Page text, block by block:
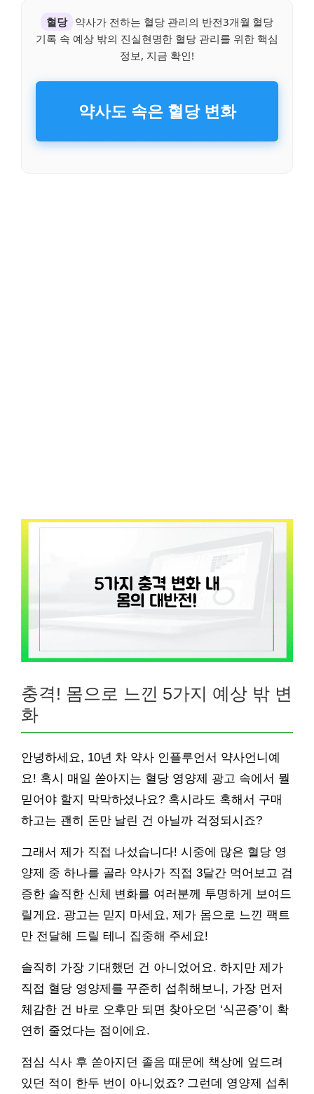
혈당
약사가 전하는 혈당 관리의 반전3개월 혈당
기록 속 예상 밖의 진실현명한 혈당 관리를 위한 핵심
정보, 지금 확인!
약사도 속은 혈당 변화
충격! 몸으로 느낀 5가지 예상 밖 변
화
안녕하세요, 10년 차 약사 인플루언서 약사언니예
요! 혹시 매일 쏟아지는 혈당 영양제 광고 속에서 뭘
믿어야 할지 막막하셨나요? 혹시라도 혹해서 구매
하고는 괜히 돈만 날린 건 아닐까 걱정되시죠?
그래서 제가 직접 나섰습니다! 시중에 많은 혈당 영
양제 중 하나를 골라 약사가 직접 3달간 먹어보고 검
증한 솔직한 신체 변화를 여러분께 투명하게 보여드
릴게요. 광고는 믿지 마세요, 제가 몸으로 느낀 팩트
만 전달해 드릴 테니 집중해 주세요!
솔직히 가장 기대했던 건 아니었어요. 하지만 제가
직접 혈당 영양제를 꾸준히 섭취해보니, 가장 먼저
체감한 건 바로 오후만 되면 찾아오던 ‘식곤증’이 확
연히 줄었다는 점이에요.
점심 식사 후 쏟아지던 졸음 때문에 책상에 엎드려
있던 적이 한두 번이 아니었죠? 그런데 영양제 섭취